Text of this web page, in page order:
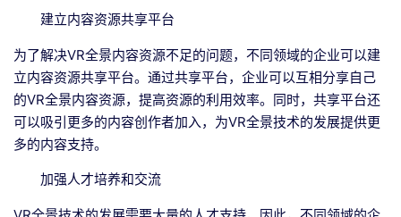
建立内容资源共享平台
为了解决VR全景内容资源不足的问题，不同领域的企业可以建
立内容资源共享平台。通过共享平台，企业可以互相分享自己
的VR全景内容资源，提高资源的利用效率。同时，共享平台还
可以吸引更多的内容创作者加入，为VR全景技术的发展提供更
多的内容支持。
加强人才培养和交流